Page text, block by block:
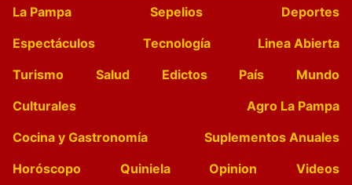
La Pampa Sepelios
Deportes
Espectáculos
Tecnología
Linea Abierta
Turismo
Salud Edictos País
Mundo
Culturales
Agro La Pampa
Cocina y Gastronomía
Suplementos Anuales
Horóscopo
Quiniela Opinion
Videos